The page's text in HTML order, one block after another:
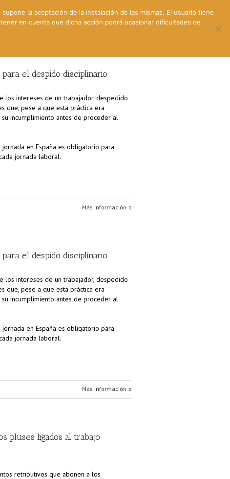
el despido disciplinario
los intereses de un trabajador, despedido
que, pese a que esta práctica era
incumplimiento antes de proceder al
en España es obligatorio para
jornada laboral.
Más información
el despido disciplinario
los intereses de un trabajador, despedido
que, pese a que esta práctica era
incumplimiento antes de proceder al
en España es obligatorio para
jornada laboral.
Más información
pluses ligados al trabajo
retributivos que abonen a los
la aceptación de la instalación de las mismas. El usuario tiene
en cuenta que dicha acción podrá ocasionar dificultades de